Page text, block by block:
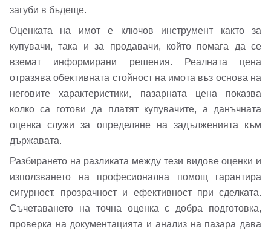
загуби в бъдеще.
Оценката на имот е ключов инструмент както за
купувачи, така и за продавачи, който помага да се
вземат информирани решения. Реалната цена
отразява обективната стойност на имота въз основа на
неговите характеристики, пазарната цена показва
колко са готови да платят купувачите, а данъчната
оценка служи за определяне на задълженията към
държавата.
Разбирането на разликата между тези видове оценки и
използването на професионална помощ гарантира
сигурност, прозрачност и ефективност при сделката.
Съчетаването на точна оценка с добра подготовка,
проверка на документацията и анализ на пазара дава